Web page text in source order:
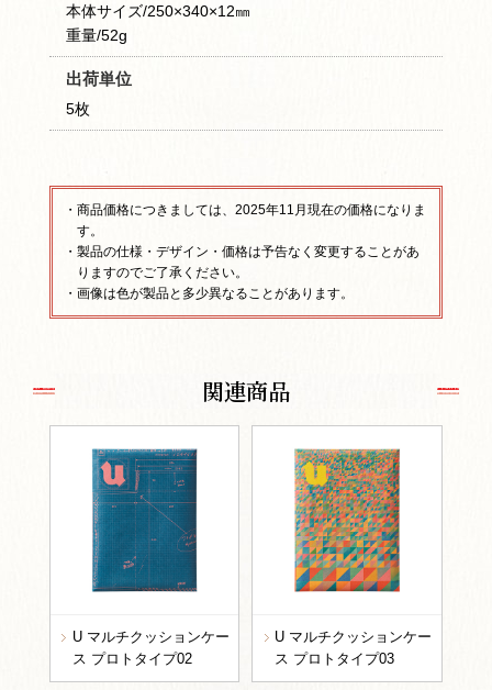
本体サイズ/250×340×12㎜
重量/52g
出荷単位
5枚
・商品価格につきましては、2025年11月現在の価格になりま
す。
・製品の仕様・デザイン・価格は予告なく変更することがあ
りますのでご了承ください。
・画像は色が製品と多少異なることがあります。
関連商品
U マルチクッションケー
ス プロトタイプ02
U マルチクッションケー
ス プロトタイプ03